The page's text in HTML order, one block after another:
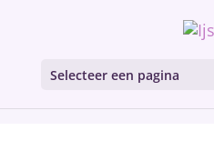
Selecteer een pagina